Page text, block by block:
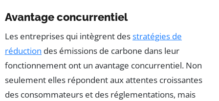
Avantage concurrentiel
Les entreprises qui intègrent desstratégies de
réduction des émissions de carbone dans leur
fonctionnement ont un avantage concurrentiel. Non
seulement elles répondent aux attentes croissantes
des consommateurs et des réglementations, mais